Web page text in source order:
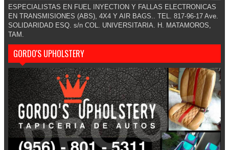
ESPECIALISTAS EN FUEL INYECTION Y FALLAS ELECTRONICAS
EN TRANSMISIONES (ABS), 4X4 Y AIR BAGS.. TEL. 817-96-17 Ave.
SOLIDARIDAD ESQ. s/n COL. UNIVERSITARIA. H. MATAMOROS,
TAM.
GORDO'S UPHOLSTERY